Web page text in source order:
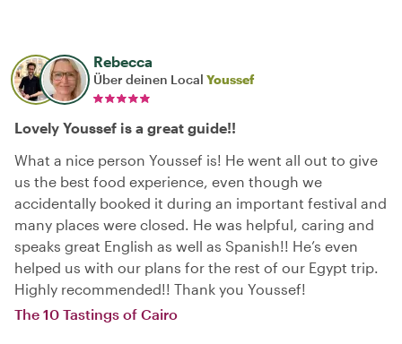
Rebecca
Über deinen Local Youssef
Lovely Youssef is a great guide!!
What a nice person Youssef is! He went all out to give
us the best food experience, even though we
accidentally booked it during an important festival and
many places were closed. He was helpful, caring and
speaks great English as well as Spanish!! He’s even
helped us with our plans for the rest of our Egypt trip.
Highly recommended!! Thank you Youssef!
The 10 Tastings of Cairo